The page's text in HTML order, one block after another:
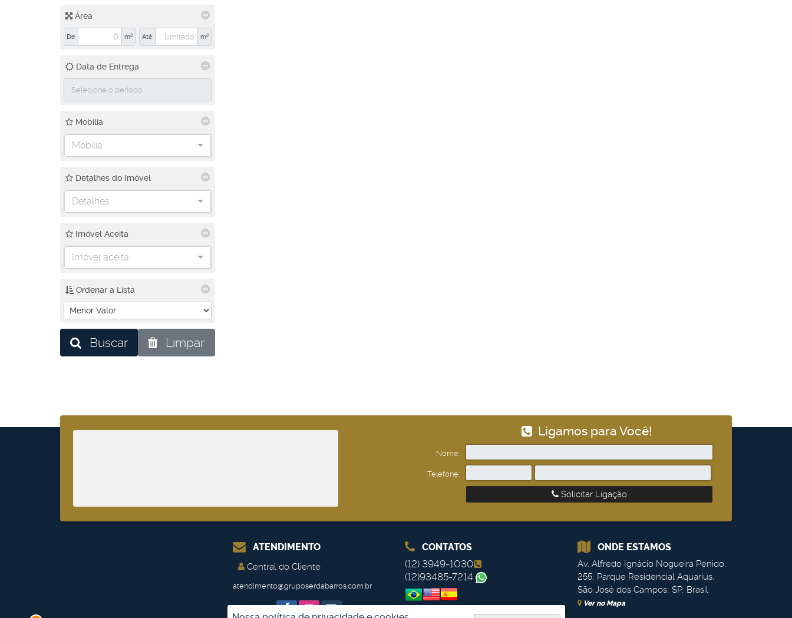
Área
De m² Até m²
Data de Entrega
Mobilia
Mobília
Detalhes do Imóvel
Detalhes
Imóvel Aceita
Imóvel aceita
Ordenar a Lista
Buscar Limpar
Ligamos para Você!
Nome:
Telefone:
Solicitar Ligação
ATENDIMENTO
Central do Cliente
atendimento@gruposerdabarros.com.br
CONTATOS
(12) 3949-1030
(12)93485-7214
ONDE ESTAMOS
Av. Alfredo Ignácio Nogueira Penido,
255, Parque Residencial Aquarius,
São José dos Campos, SP, Brasil
Ver no Mapa